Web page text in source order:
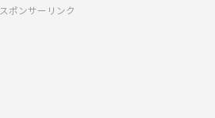
スポンサーリンク